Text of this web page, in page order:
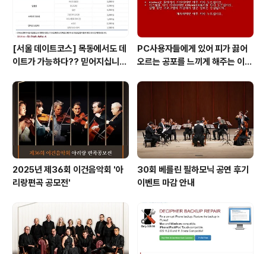
[서울 데이트코스] 목동에서도 데
이트가 가능하다?? 믿어지십니
PC사용자들에게 있어 피가 끓어
오르는 공포를 느끼게 해주는 이
드 스크린이 있다는 사실!! 알고 계
2025년 제36회 이건음악회 '아
리랑편곡 공모전'
30회 베를린 필하모닉 공연 후기
이벤트 마감 안내